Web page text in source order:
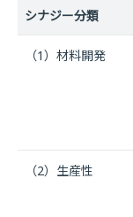
シナジー分類
（1）材料開発
（2）生産性